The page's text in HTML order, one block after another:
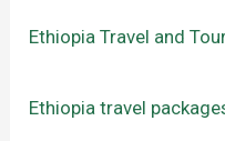
Ethiopia Travel and
Ethiopia travel